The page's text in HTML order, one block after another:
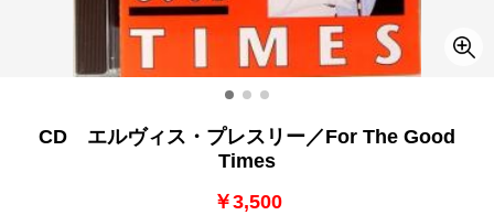
CD エルヴィス・プレスリー／For The Good
Times
￥3,500